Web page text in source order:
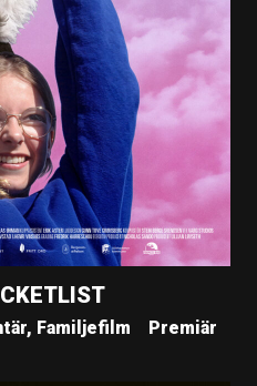
Familjefilm
Premiär